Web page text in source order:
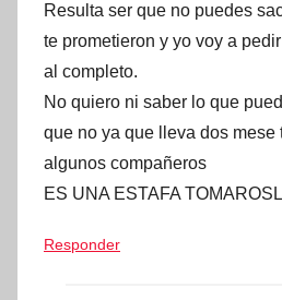
Resulta ser que no puedes
te prometieron y yo voy a
al completo.
No quiero ni saber lo que
que no ya que lleva dos mese
algunos compañeros
ES UNA ESTAFA
Responder